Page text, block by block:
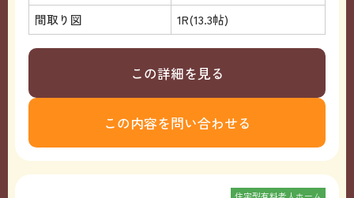
間取り図
1R(13.3帖)
この詳細を見る
この内容を問い合わせる